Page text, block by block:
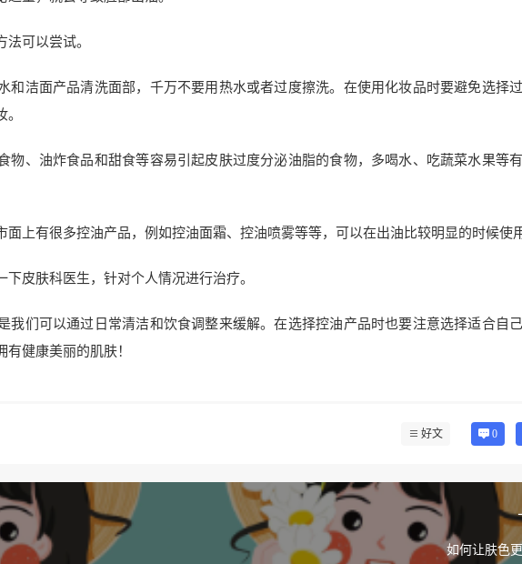
可以尝试。
和洁面产品清洗面部，千万不要用热水或者过度擦洗。在使用化妆品时要避免选择
物、油炸食品和甜食等容易引起皮肤过度分泌油脂的食物，多喝水、吃蔬菜水果等
上有很多控油产品，例如控油面霜、控油喷雾等等，可以在出油比较明显的时候使用
皮肤科医生，针对个人情况进行治疗。
我们可以通过日常清洁和饮食调整来缓解。在选择控油产品时也要注意选择适合自
健康美丽的肌肤！
好文 0
如何让肤色更